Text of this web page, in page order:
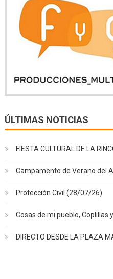
ÚLTIMAS NOTICIAS
FIESTA CULTURAL DE LA
Campamento de Verano del
Protección Civil (28/07/26)
Cosas de mi pueblo,
DIRECTO DESDE LA PLAZA